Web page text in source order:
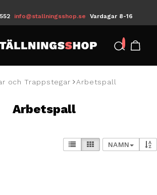
info@stallningsshop.se Vardagar 8-16
/
och Trappstegar Arbetspall
Arbetspall
NAMN